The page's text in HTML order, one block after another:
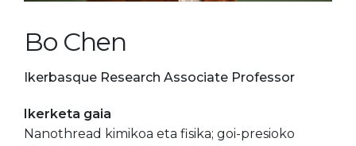
Bo Chen
Ikerbasque Research Associate Professor
Ikerketa gaia
Nanothread kimikoa eta fisika; goi-presioko